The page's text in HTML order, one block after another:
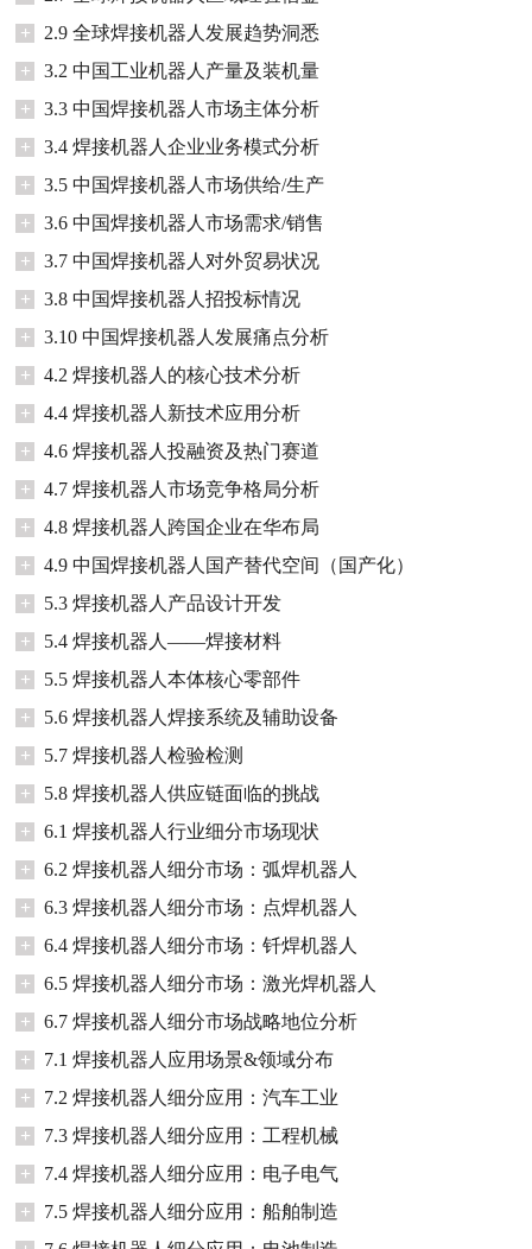
+
2.9 全球焊接机器人发展趋势洞悉
+
3.2 中国工业机器人产量及装机量
+
3.3 中国焊接机器人市场主体分析
+
3.4 焊接机器人企业业务模式分析
+
3.5 中国焊接机器人市场供给/生产
+
3.6 中国焊接机器人市场需求/销售
+
3.7 中国焊接机器人对外贸易状况
+
3.8 中国焊接机器人招投标情况
+
3.10 中国焊接机器人发展痛点分析
+
4.2 焊接机器人的核心技术分析
+
4.4 焊接机器人新技术应用分析
+
4.6 焊接机器人投融资及热门赛道
+
4.7 焊接机器人市场竞争格局分析
+
4.8 焊接机器人跨国企业在华布局
+
4.9 中国焊接机器人国产替代空间（国产化）
+
5.3 焊接机器人产品设计开发
+
5.4 焊接机器人——焊接材料
+
5.5 焊接机器人本体核心零部件
+
5.6 焊接机器人焊接系统及辅助设备
+
5.7 焊接机器人检验检测
+
5.8 焊接机器人供应链面临的挑战
+
6.1 焊接机器人行业细分市场现状
+
6.2 焊接机器人细分市场：弧焊机器人
+
6.3 焊接机器人细分市场：点焊机器人
+
6.4 焊接机器人细分市场：钎焊机器人
+
6.5 焊接机器人细分市场：激光焊机器人
+
6.7 焊接机器人细分市场战略地位分析
+
7.1 焊接机器人应用场景&领域分布
+
7.2 焊接机器人细分应用：汽车工业
+
7.3 焊接机器人细分应用：工程机械
+
7.4 焊接机器人细分应用：电子电气
+
7.5 焊接机器人细分应用：船舶制造